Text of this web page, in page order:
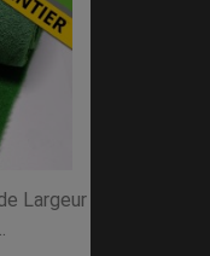
Largeur